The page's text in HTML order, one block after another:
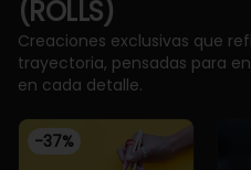
(ROLLS)
Creaciones exclusivas que
trayectoria, pensadas para
en cada detalle.
-37%